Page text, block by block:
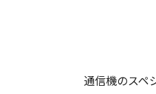
通信機のスペ